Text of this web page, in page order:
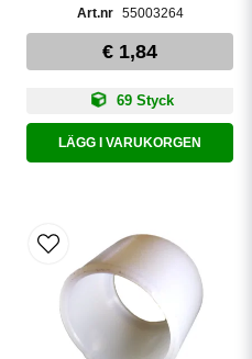
55003264
€ 1,84
69 Styck
LÄGG I VARUKORGEN